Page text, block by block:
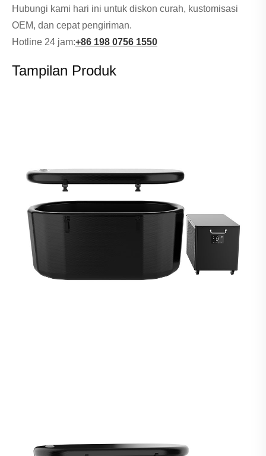
Hubungi kami hari ini untuk diskon curah, kustomisasi
OEM, dan cepat pengiriman.
Hotline 24 jam:+86 198 0756 1550
Tampilan Produk